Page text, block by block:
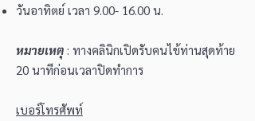
วันอาทิตย์ เวลา 9.00- 16.00 น.
หมายเหตุ : ทางคลินิกเปิดรับคนไข้ท่านสุดท้าย
20 นาทีก่อนเวลาปิดทำการ
เบอร์โทรศัพท์